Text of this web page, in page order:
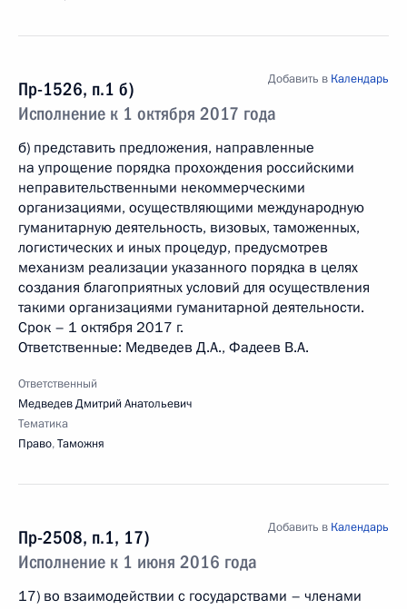
Пр-1526, п.1 б)
Исполнение к 1 октября 2017 года
Добавить в Календарь
б) представить предложения, направленные
на упрощение порядка прохождения российскими
неправительственными некоммерческими
организациями, осуществляющими международную
гуманитарную деятельность, визовых, таможенных,
логистических и иных процедур, предусмотрев
механизм реализации указанного порядка в целях
создания благоприятных условий для осуществления
такими организациями гуманитарной деятельности.
Срок – 1 октября 2017 г.
Ответственные: Медведев Д.А., Фадеев В.А.
Ответственный
Медведев Дмитрий Анатольевич
Тематика
Право,Таможня
Пр-2508, п.1, 17)
Исполнение к 1 июня 2016 года
Добавить в Календарь
17) во взаимодействии с государствами – членами